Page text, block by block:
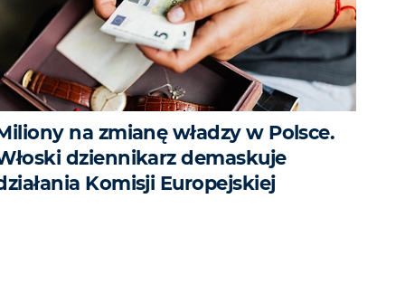
na zmianę władzy w Polsce.
dziennikarz demaskuje
Komisji Europejskiej